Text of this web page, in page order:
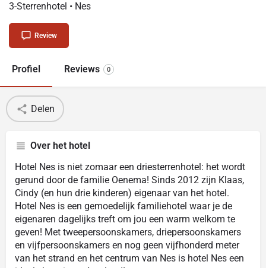
3-Sterrenhotel • Nes
Review
Profiel Reviews 0
Delen
Over het hotel
Hotel Nes is niet zomaar een driesterrenhotel: het wordt
gerund door de familie Oenema! Sinds 2012 zijn Klaas,
Cindy (en hun drie kinderen) eigenaar van het hotel.
Hotel Nes is een gemoedelijk familiehotel waar je de
eigenaren dagelijks treft om jou een warm welkom te
geven! Met tweepersoonskamers, driepersoonskamers
en vijfpersoonskamers en nog geen vijfhonderd meter
van het strand en het centrum van Nes is hotel Nes een